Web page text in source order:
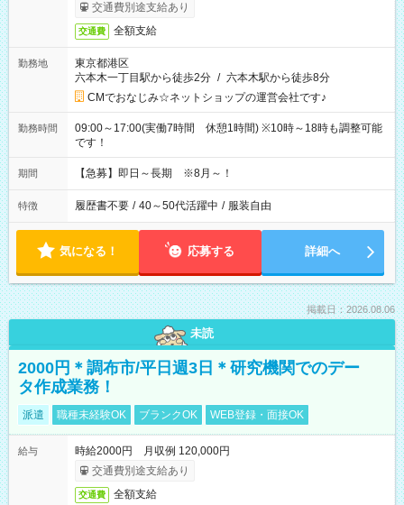
交通費別途支給あり
交通費 全額支給
勤務地
東京都港区
六本木一丁目駅から徒歩2分 / 六本木駅から徒歩8分
CMでおなじみ☆ネットショップの運営会社です♪
勤務時間
09:00～17:00(実働7時間 休憩1時間) ※10時～18時も調整可能
です！
期間 【急募】即日～長期 ※8月～！
特徴 履歴書不要 / 40～50代活躍中 / 服装自由
気になる！ 応募する 詳細へ
掲載日：2026.08.06
未読
2000円＊調布市/平日週3日＊研究機関でのデー
タ作成業務！
派遣 職種未経験OK ブランクOK WEB登録・面接OK
給与
時給2000円 月収例 120,000円
交通費別途支給あり
交通費 全額支給